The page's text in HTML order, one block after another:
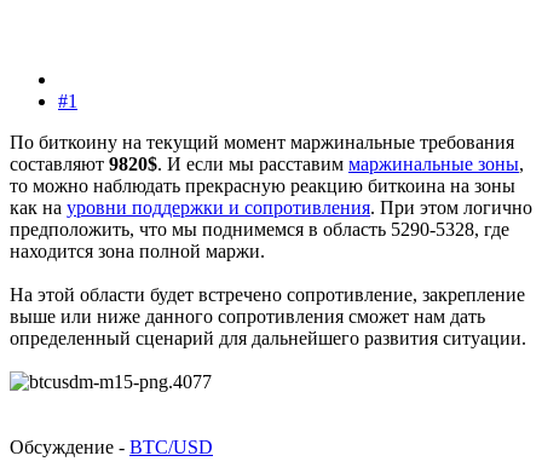
#1
По биткоину на текущий момент маржинальные требования
составляют 9820$. И если мы расставим маржинальные зоны,
то можно наблюдать прекрасную реакцию биткоина на зоны
как на уровни поддержки и сопротивления. При этом логично
предположить, что мы поднимемся в область 5290-5328, где
находится зона полной маржи.
На этой области будет встречено сопротивление, закрепление
выше или ниже данного сопротивления сможет нам дать
определенный сценарий для дальнейшего развития ситуации.
Обсуждение - BTC/USD